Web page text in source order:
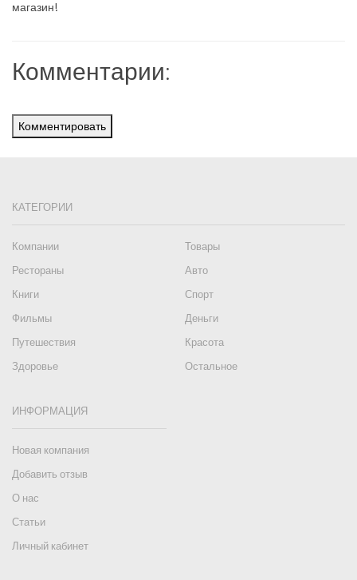
магазин!
Комментарии:
Комментировать
КАТЕГОРИИ
Компании
Товары
Рестораны
Авто
Книги
Спорт
Фильмы
Деньги
Путешествия
Красота
Здоровье
Остальное
ИНФОРМАЦИЯ
Новая компания
Добавить отзыв
О нас
Статьи
Личный кабинет